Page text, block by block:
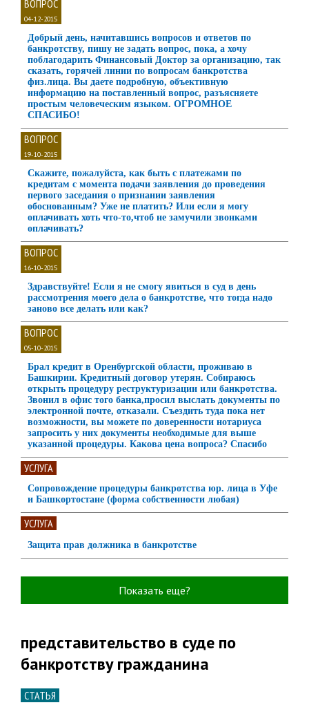
ВОПРОС
04-12-2015
Добрый день, начитавшись вопросов и ответов по
банкротству, пишу не задать вопрос, пока, а хочу
поблагодарить Финансовый Доктор за организацию, так
сказать, горячей линии по вопросам банкротства
физ.лица. Вы даете подробную, объективную
информацию на поставленный вопрос, разъясняете
простым человеческим языком. ОГРОМНОЕ
СПАСИБО!
ВОПРОС
19-10-2015
Скажите, пожалуйста, как быть с платежами по
кредитам с момента подачи заявления до проведения
первого заседания о признании заявления
обоснованным? Уже не платить? Или если я могу
оплачивать хоть что-то,чтоб не замучили звонками
оплачивать?
ВОПРОС
16-10-2015
Здравствуйте! Если я не смогу явиться в суд в день
рассмотрения моего дела о банкротстве, что тогда надо
заново все делать или как?
ВОПРОС
05-10-2015
Брал кредит в Оренбургской области, проживаю в
Башкирии. Кредитный договор утерян. Собираюсь
открыть процедуру реструктуризации или банкротства.
Звонил в офис того банка,просил выслать документы по
электронной почте, отказали. Съездить туда пока нет
возможности, вы можете по доверенности нотариуса
запросить у них документы необходимые для выше
указанной процедуры. Какова цена вопроса? Спасибо
УСЛУГА
Сопровождение процедуры банкротства юр. лица в Уфе
и Башкортостане (форма собственности любая)
УСЛУГА
Защита прав должника в банкротстве
Показать еще?
представительство в суде по
банкротству гражданина
СТАТЬЯ